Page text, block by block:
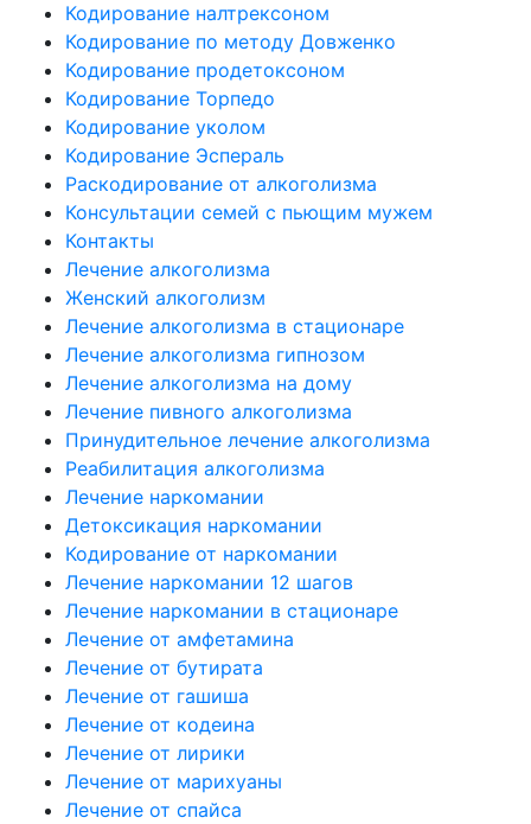
Кодирование налтрексоном
Кодирование по методу Довженко
Кодирование продетоксоном
Кодирование Торпедо
Кодирование уколом
Кодирование Эспераль
Раскодирование от алкоголизма
Консультации семей с пьющим мужем
Контакты
Лечение алкоголизма
Женский алкоголизм
Лечение алкоголизма в стационаре
Лечение алкоголизма гипнозом
Лечение алкоголизма на дому
Лечение пивного алкоголизма
Принудительное лечение алкоголизма
Реабилитация алкоголизма
Лечение наркомании
Детоксикация наркомании
Кодирование от наркомании
Лечение наркомании 12 шагов
Лечение наркомании в стационаре
Лечение от амфетамина
Лечение от бутирата
Лечение от гашиша
Лечение от кодеина
Лечение от лирики
Лечение от марихуаны
Лечение от спайса